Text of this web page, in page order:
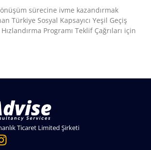
sürecine ivme kazandırmak
Türkiye Sosyal Kapsayıcı Yeşil Geçiş
Programı Teklif Çağrıları için
Ticaret Limited Şirketi